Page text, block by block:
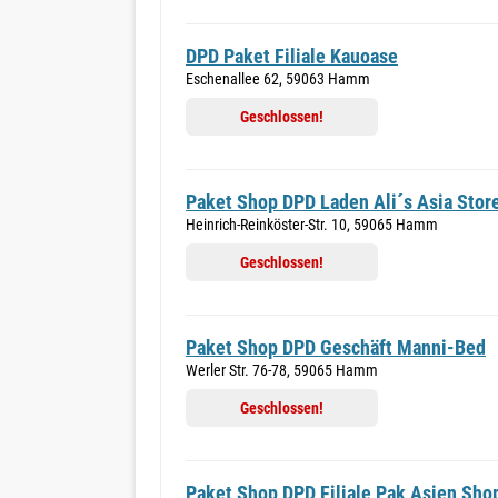
DPD Paket Filiale Kauoase
Eschenallee 62, 59063 Hamm
Geschlossen!
Paket Shop DPD Laden Ali´s Asia
Heinrich-Reinköster-Str. 10, 59065 Hamm
Geschlossen!
Paket Shop DPD Geschäft Manni-Bed
Werler Str. 76-78, 59065 Hamm
Geschlossen!
Paket Shop DPD Filiale Pak Asien